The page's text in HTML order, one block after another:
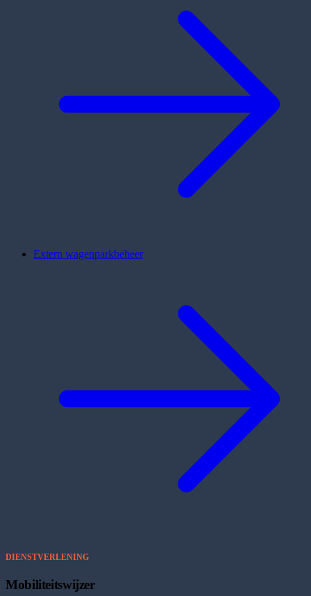
Extern wagenparkbeheer
DIENSTVERLENING
Mobiliteitswijzer